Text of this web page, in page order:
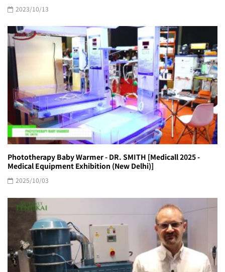
2023/10/13
Phototherapy Baby Warmer - DR. SMITH [Medicall 2025 -
Medical Equipment Exhibition (New Delhi)]
2025/10/03